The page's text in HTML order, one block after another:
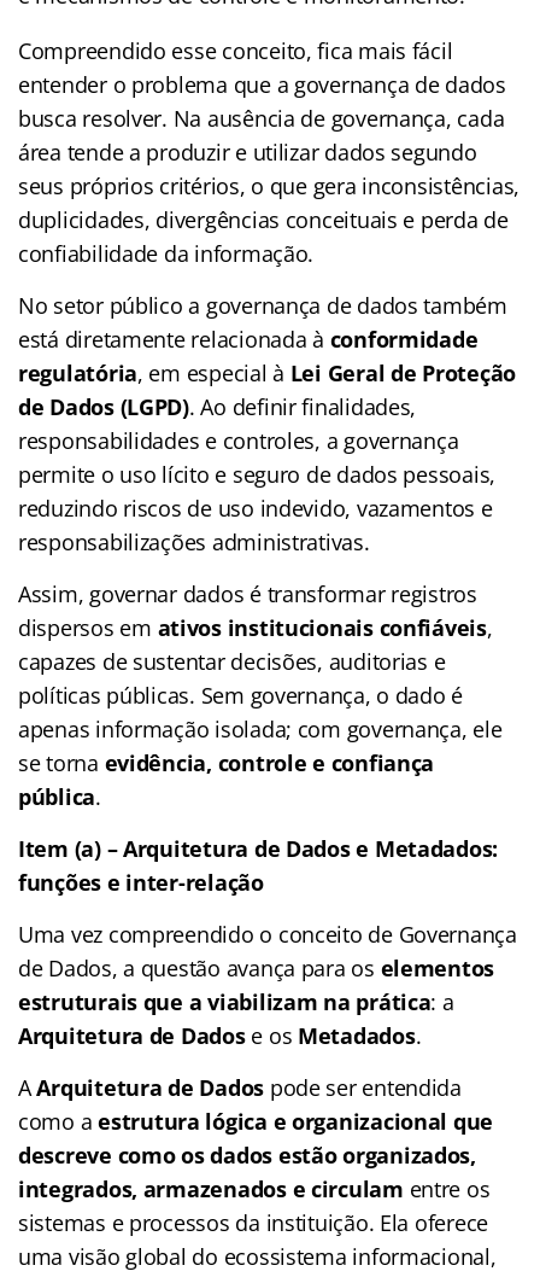
Compreendido esse conceito, fica mais fácil
entender o problema que a governança de dados
busca resolver. Na ausência de governança, cada
área tende a produzir e utilizar dados segundo
seus próprios critérios, o que gera inconsistências,
duplicidades, divergências conceituais e perda de
confiabilidade da informação.
No setor público a governança de dados também
está diretamente relacionada à conformidade
regulatória, em especial à Lei Geral de Proteção
de Dados (LGPD). Ao definir finalidades,
responsabilidades e controles, a governança
permite o uso lícito e seguro de dados pessoais,
reduzindo riscos de uso indevido, vazamentos e
responsabilizações administrativas.
Assim, governar dados é transformar registros
dispersos em ativos institucionais confiáveis,
capazes de sustentar decisões, auditorias e
políticas públicas. Sem governança, o dado é
apenas informação isolada; com governança, ele
se torna evidência, controle e confiança
pública.
Item (a) – Arquitetura de Dados e Metadados:
funções e inter-relação
Uma vez compreendido o conceito de Governança
de Dados, a questão avança para os elementos
estruturais que a viabilizam na prática: a
Arquitetura de Dadose os Metadados.
AArquitetura de Dados pode ser entendida
como aestrutura lógica e organizacional que
descreve como os dados estão organizados,
integrados, armazenados e circulam entre os
sistemas e processos da instituição. Ela oferece
uma visão global do ecossistema informacional,